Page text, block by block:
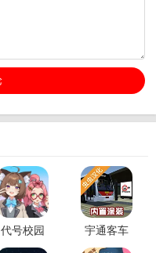
代号校园
模拟器最
宇通客车
模拟器